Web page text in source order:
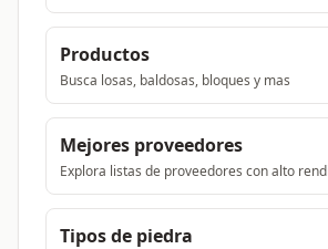
Productos
Busca losas, baldosas, bloques y mas
Mejores proveedores
Explora listas de proveedores con alto
Tipos de piedra